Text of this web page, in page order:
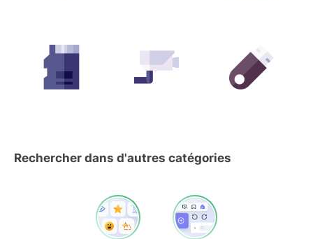
Rechercher dans d'autres catégories